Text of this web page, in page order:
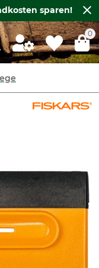
sparen!
0